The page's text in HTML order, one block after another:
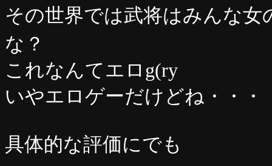
その世界では武将はみんな女
な？
これなんてエロg(ry
いやエロゲーだけどね・・・
具体的な評価にでも